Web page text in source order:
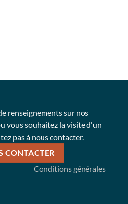
renseignements sur nos
vous souhaitez la visite d'un
pas à nous contacter.
CONTACTER
Conditions générales